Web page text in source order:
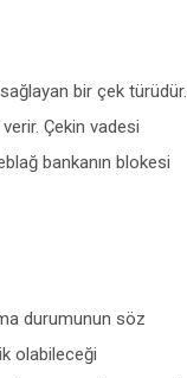
bir çek türüdür.
Çekin vadesi
bankanın blokesi
durumunun söz
olabileceği